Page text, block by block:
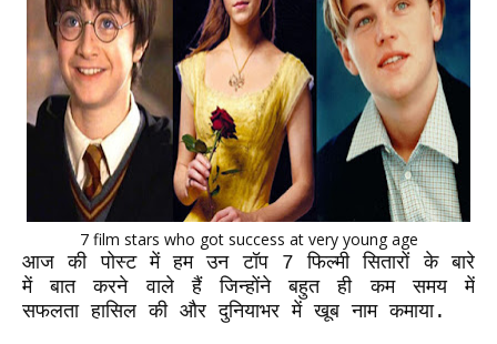
7 film stars who got success at very young age
आज की पोस्ट में हम उन टॉप 7 फिल्मी सितारों के बारे
में बात करने वाले हैं जिन्होंने बहुत ही कम समय में
सफलता हासिल की और दुनियाभर में खूब नाम कमाया.